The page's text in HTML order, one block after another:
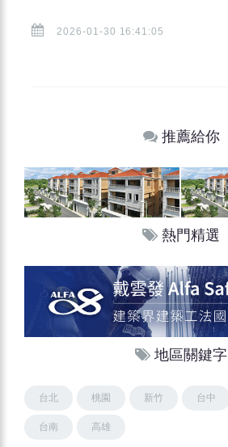
2026-01-30 16:41:05
推薦給你
熱門精選
地區關鍵字
台北 桃園 新竹 台中
台南 高雄